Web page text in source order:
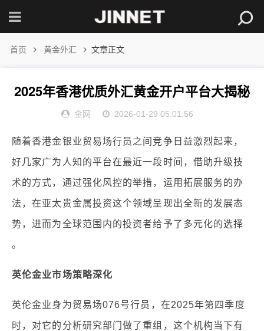
首页 黄金外汇 文章正文
2025年香港优质外汇黄金开户平台大揭秘
金网 2026-01-29 05:01:56
随着香港金银业贸易场行员之间竞争日益激烈起来，
好几家广为人知的平台在最近一段时间，借助升级技
术的方式，通过强化风控的举措，运用拓展服务的办
法，在亚太贵金属投资这个领域呈现出全新的发展态
势，进而为全球范围内的投资者给予了多元化的选择
。
英伦金业市场策略深化
英伦金业身为贸易场076号行员，在2025年第四季度
时，对它的分析研究部门做了重组，这个机构当下有